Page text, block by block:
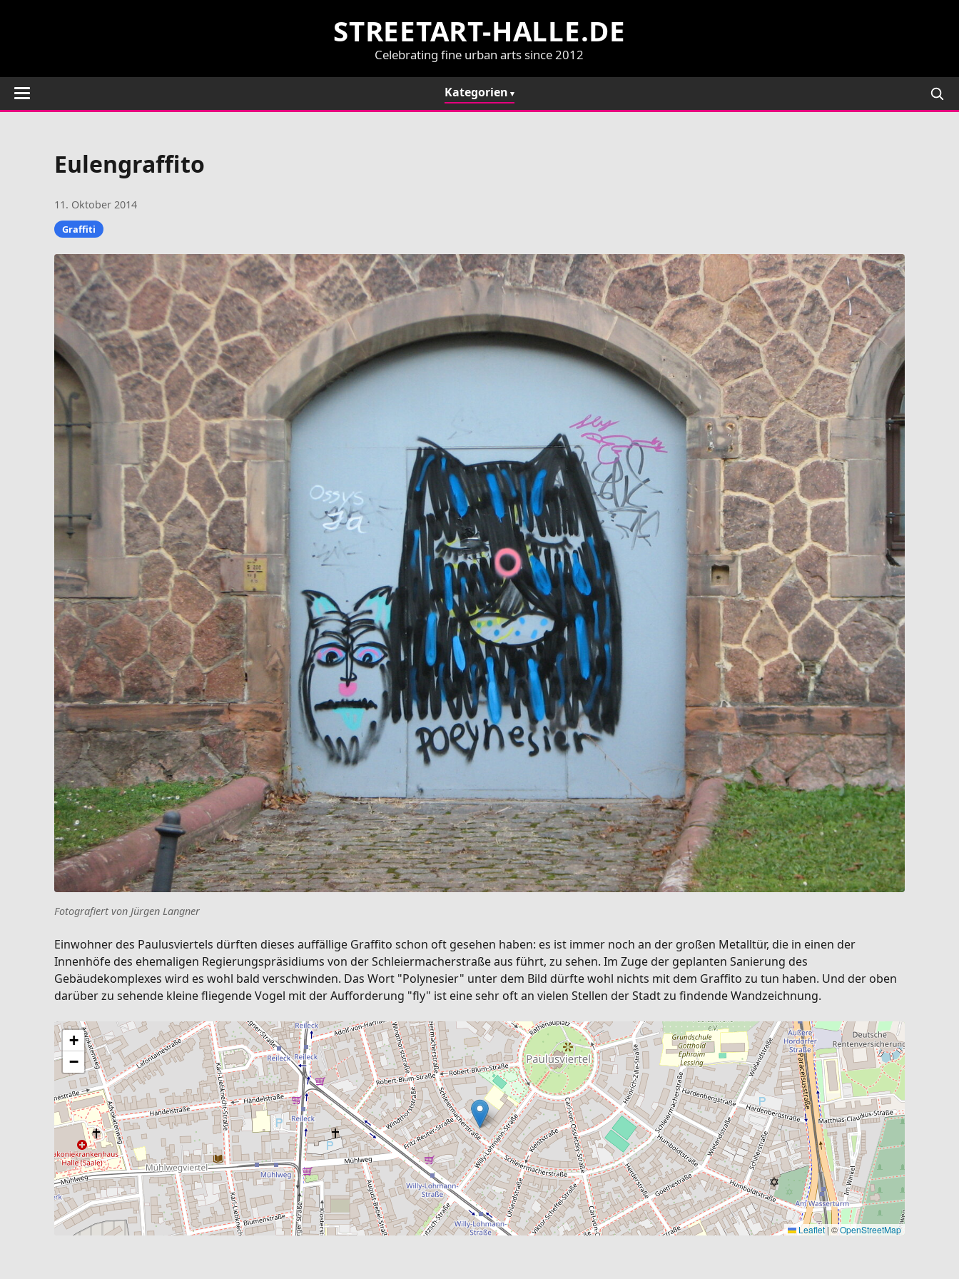
STREETART-HALLE.DE
Celebrating fine urban arts since 2012
Kategorien
Eulengraffito
11. Oktober 2014
Graffiti
Fotografiert von Jürgen Langner
Einwohner des Paulusviertels dürften dieses auffällige Graffito schon oft gesehen haben: es ist immer noch an der großen Metalltür, die in einen der
Innenhöfe des ehemaligen Regierungspräsidiums von der Schleiermacherstraße aus führt, zu sehen. Im Zuge der geplanten Sanierung des
Gebäudekomplexes wird es wohl bald verschwinden. Das Wort "Polynesier" unter dem Bild dürfte wohl nichts mit dem Graffito zu tun haben. Und der oben
darüber zu sehende kleine fliegende Vogel mit der Aufforderung "fly" ist eine sehr oft an vielen Stellen der Stadt zu findende Wandzeichnung.
+
−
Leaflet |©OpenStreetMap